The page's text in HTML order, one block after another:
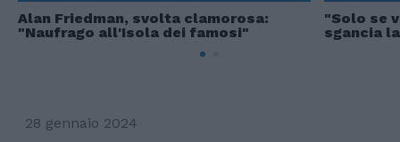
Alan Friedman, svolta clamorosa:
"Naufrago all'Isola dei famosi"
"Solo se
sgancia
28 gennaio 2024